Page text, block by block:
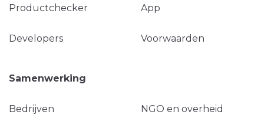
Productchecker App
Developers Voorwaarden
Samenwerking
Bedrijven NGO en overheid